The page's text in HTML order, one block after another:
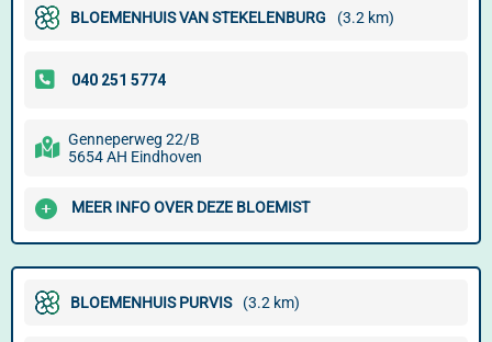
BLOEMENHUIS VAN STEKELENBURG (3.2 km)
Genneperweg 22/B
5654 AH Eindhoven
MEER INFO OVER DEZE BLOEMIST
BLOEMENHUIS PURVIS (3.2 km)